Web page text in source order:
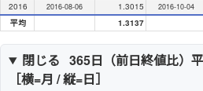
2016
2016-08-06 1.3015 2016-10-04
平均
1.3137
閉じる 365日（前日終値比）
［横=月 / 縦=日］